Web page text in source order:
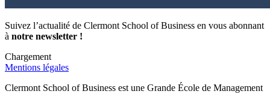
Suivez l’actualité de Clermont School of Business en vous abonnant
à notre newsletter !
Chargement
Mentions légales
Clermont School of Business est une Grande École de Management